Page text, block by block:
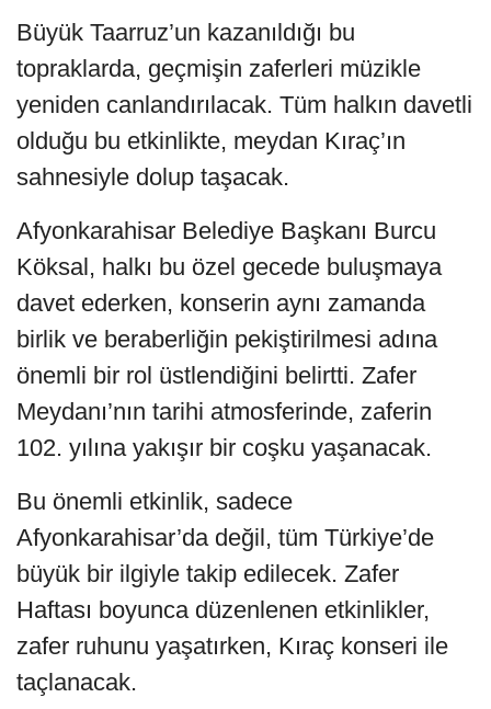
Büyük Taarruz’un kazanıldığı bu
topraklarda, geçmişin zaferleri müzikle
yeniden canlandırılacak. Tüm halkın davetli
olduğu bu etkinlikte, meydan Kıraç’ın
sahnesiyle dolup taşacak.
Afyonkarahisar Belediye Başkanı Burcu
Köksal, halkı bu özel gecede buluşmaya
davet ederken, konserin aynı zamanda
birlik ve beraberliğin pekiştirilmesi adına
önemli bir rol üstlendiğini belirtti. Zafer
Meydanı’nın tarihi atmosferinde, zaferin
102. yılına yakışır bir coşku yaşanacak.
Bu önemli etkinlik, sadece
Afyonkarahisar’da değil, tüm Türkiye’de
büyük bir ilgiyle takip edilecek. Zafer
Haftası boyunca düzenlenen etkinlikler,
zafer ruhunu yaşatırken, Kıraç konseri ile
taçlanacak.